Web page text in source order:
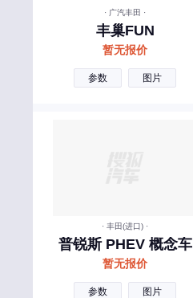
· 广汽丰田 ·
丰巢FUN
暂无报价
参数 图片
· 丰田(进口) ·
普锐斯 PHEV 概念车
暂无报价
参数 图片
兰博基尼
灵悉